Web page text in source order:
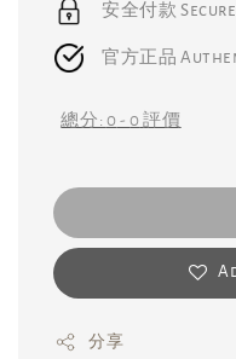
安全付款
官方正品
總分: 0 -0 評價
分享